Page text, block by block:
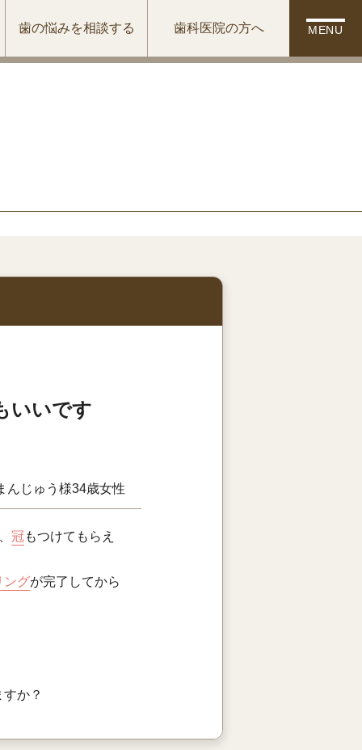
歯の悩みを相談する 歯科医院の方へ MENU
いいです
んじゅう様34歳女性
冠もつけてもらえ
ングが完了してから
か？